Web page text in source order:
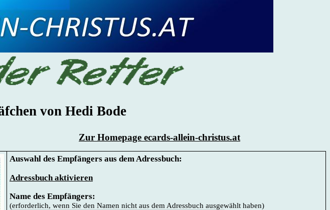
von Hedi Bode
Zur Homepage ecards-allein-christus.at
Auswahl des Empfängers aus dem Adressbuch:
Adressbuch aktivieren
Name des Empfängers:
(erforderlich, wenn Sie den Namen nicht aus dem Adressbuch ausgewählt haben)